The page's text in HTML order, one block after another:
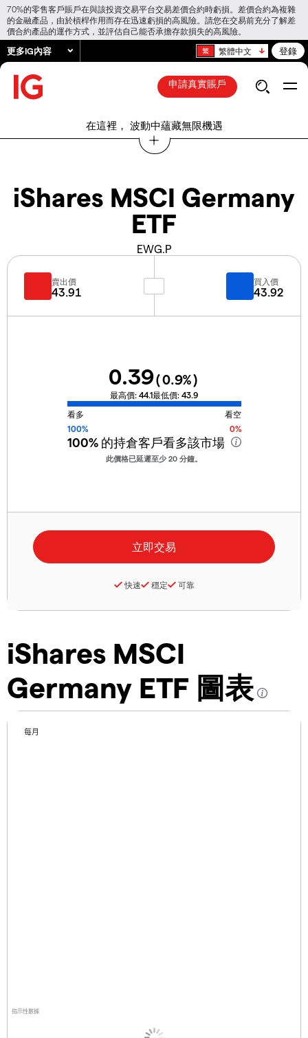
70%的零售客戶賬戶在與該投資交易平台交易差價合約時虧損。差價合約為複雜
的金融產品，由於槓桿作用而存在迅速虧損的高風險。請您在交易前充分了解差
價合約產品的運作方式，並評估自己能否承擔存款損失的高風險。
更多IG內容 繁體中文 登錄
申請真實賬戶
在這裡， 波動中蘊藏無限機遇
iShares MSCI Germany
ETF
EWG.P
iShares MSCI
Germany ETF 圖表
指示性數據
每月
賣出價
43.91
買入價
43.92
0.39(0.9%)
最高價: 44.1最低價: 43.9
看多
看空
100%
0%
100%的持倉客戶看多該市場
此價格已延遲至少 20 分鐘。
快速 穩定 可靠